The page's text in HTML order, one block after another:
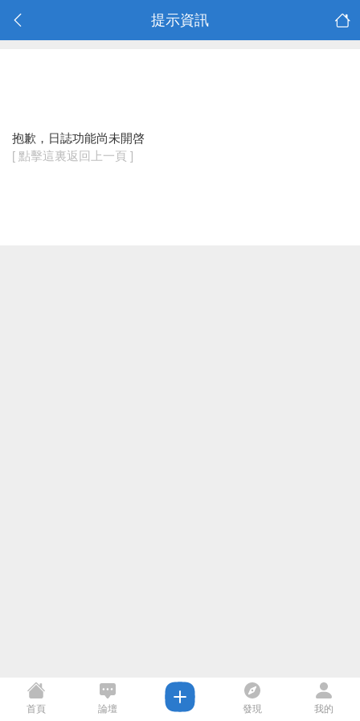
提示資訊
抱歉，日誌功能尚未開啓
[ 點擊這裏返回上一頁 ]
首頁 論壇 發現 我的